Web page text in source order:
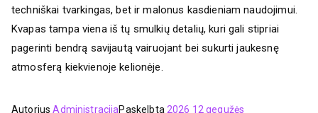
techniškai tvarkingas, bet ir malonus kasdieniam naudojimui.
Kvapas tampa viena iš tų smulkių detalių, kuri gali stipriai
pagerinti bendrą savijautą vairuojant bei sukurti jaukesnę
atmosferą kiekvienoje kelionėje.
AutoriusAdministracijaPaskelbta 2026 12 gegužės